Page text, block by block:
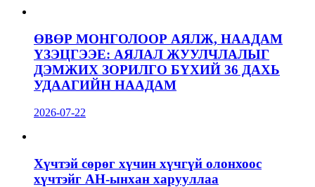
ӨВӨР МОНГОЛООР АЯЛЖ, НААДАМ
ҮЗЭЦГЭЭЕ: АЯЛАЛ ЖУУЛЧЛАЛЫГ
ДЭМЖИХ ЗОРИЛГО БҮХИЙ 36 ДАХЬ
УДААГИЙН НААДАМ
2026-07-22
Хүчтэй сөрөг хүчин хүчгүй олонхоос
хүчтэйг АН-ынхан харууллаа